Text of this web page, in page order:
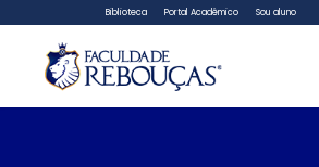
Biblioteca Portal Acadêmico Sou aluno